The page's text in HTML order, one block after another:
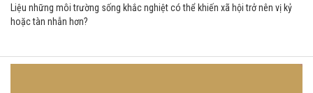
Liệu những môi trường sống khắc nghiệt có thể khiến xã hội trở nên vị kỷ
hoặc tàn nhẫn hơn?